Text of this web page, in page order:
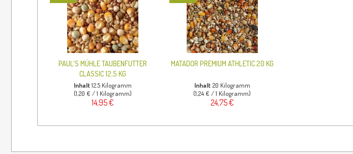
PAUL'S MÜHLE TAUBENFUTTER
CLASSIC 12,5 KG
Inhalt12.5 Kilogramm
(1,20 € / 1 Kilogramm)
14,95 €
MATADOR PREMIUM ATHLETIC 20 KG
Inhalt 20 Kilogramm
(1,24 € / 1 Kilogramm)
24,75 €